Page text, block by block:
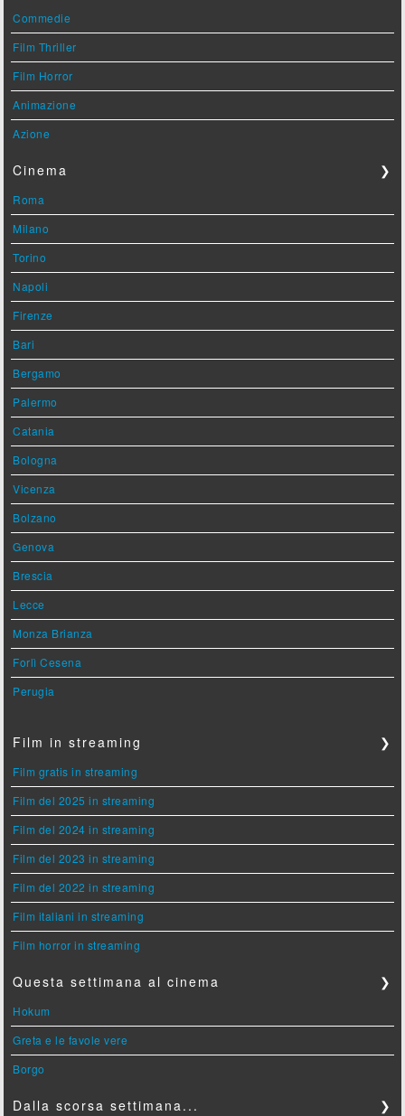
Commedie
Film Thriller
Film Horror
Animazione
Azione
Cinema ❯
Roma
Milano
Torino
Napoli
Firenze
Bari
Bergamo
Palermo
Catania
Bologna
Vicenza
Bolzano
Genova
Brescia
Lecce
Monza Brianza
Forlì Cesena
Perugia
Film in streaming ❯
Film gratis in streaming
Film del 2025 in streaming
Film del 2024 in streaming
Film del 2023 in streaming
Film del 2022 in streaming
Film italiani in streaming
Film horror in streaming
Questa settimana al cinema ❯
Hokum
Greta e le favole vere
Borgo
Dalla scorsa settimana... ❯